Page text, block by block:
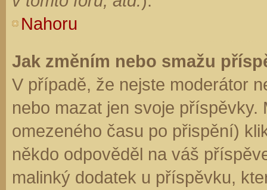
Nahoru
Jak změním nebo smažu
V případě, že nejste moderátor
nebo mazat jen svoje
omezeného času po přispění)
někdo odpověděl na váš
malinký dodatek u příspěvku,